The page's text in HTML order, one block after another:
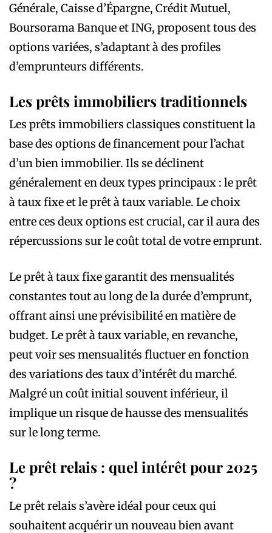
Générale, Caisse d’Épargne, Crédit Mutuel,
Boursorama Banque et ING, proposent tous des
options variées, s’adaptant à des profiles
d’emprunteurs différents.
Les prêts immobiliers traditionnels
Les prêts immobiliers classiques constituent la
base des options de financement pour l’achat
d’un bien immobilier. Ils se déclinent
généralement en deux types principaux : le prêt
à taux fixe et le prêt à taux variable. Le choix
entre ces deux options est crucial, car il aura des
répercussions sur le coût total de votre emprunt.
Le prêt à taux fixe garantit des mensualités
constantes tout au long de la durée d’emprunt,
offrant ainsi une prévisibilité en matière de
budget. Le prêt à taux variable, en revanche,
peut voir ses mensualités fluctuer en fonction
des variations des taux d’intérêt du marché.
Malgré un coût initial souvent inférieur, il
implique un risque de hausse des mensualités
sur le long terme.
Le prêt relais : quel intérêt pour 2025
?
Le prêt relais s’avère idéal pour ceux qui
souhaitent acquérir un nouveau bien avant